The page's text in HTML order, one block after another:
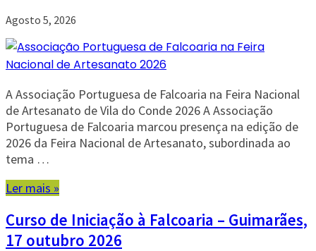
Agosto 5, 2026
A Associação Portuguesa de Falcoaria na Feira Nacional
de Artesanato de Vila do Conde 2026 A Associação
Portuguesa de Falcoaria marcou presença na edição de
2026 da Feira Nacional de Artesanato, subordinada ao
tema …
Ler mais »
Curso de Iniciação à Falcoaria – Guimarães,
17 outubro 2026